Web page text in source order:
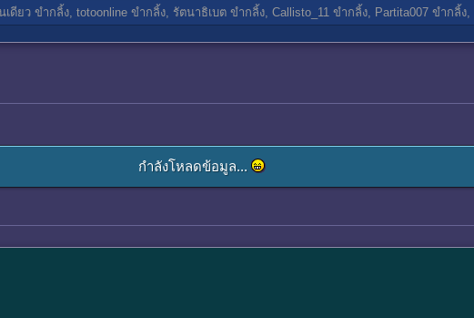
เดียว ขำกลิ้ง, totoonline ขำกลิ้ง, รัตนาธิเบต ขำกลิ้ง, Callisto_11 ขำกลิ้ง, Partita007 ขำกลิ้ง,
กำลังโหลดข้อมูล...